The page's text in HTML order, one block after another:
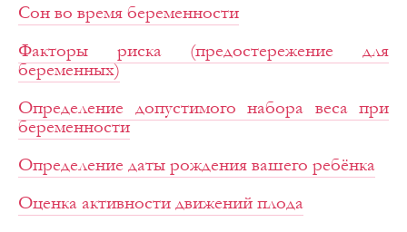
Сон во время беременности
Факторы риска (предостережение для
беременных)
Определение допустимого набора веса при
беременности
Определение даты рождения вашего ребёнка
Оценка активности движений плода